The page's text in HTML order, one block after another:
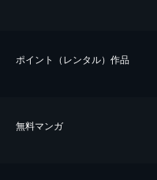
ポイント（レンタル）作品
無料マンガ